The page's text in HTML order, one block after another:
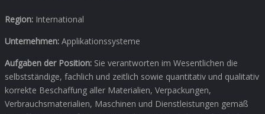
Region: International
Unternehmen: Applikationssysteme
Aufgaben der Position: Sie verantworten im Wesentlichen die
selbstständige, fachlich und zeitlich sowie quantitativ und qualitativ
korrekte Beschaffung aller Materialien, Verpackungen,
Verbrauchsmaterialien, Maschinen und Dienstleistungen gemäß